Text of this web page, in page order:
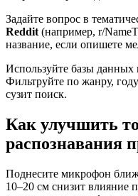
Задайте вопрос в
Reddit (например, r/
название, если опишете
Используйте базы данных
Фильтруйте по жанру,
сузит поиск.
Как улучшить
распознавания
Поднесите микрофон
10–20 см снизит влияние